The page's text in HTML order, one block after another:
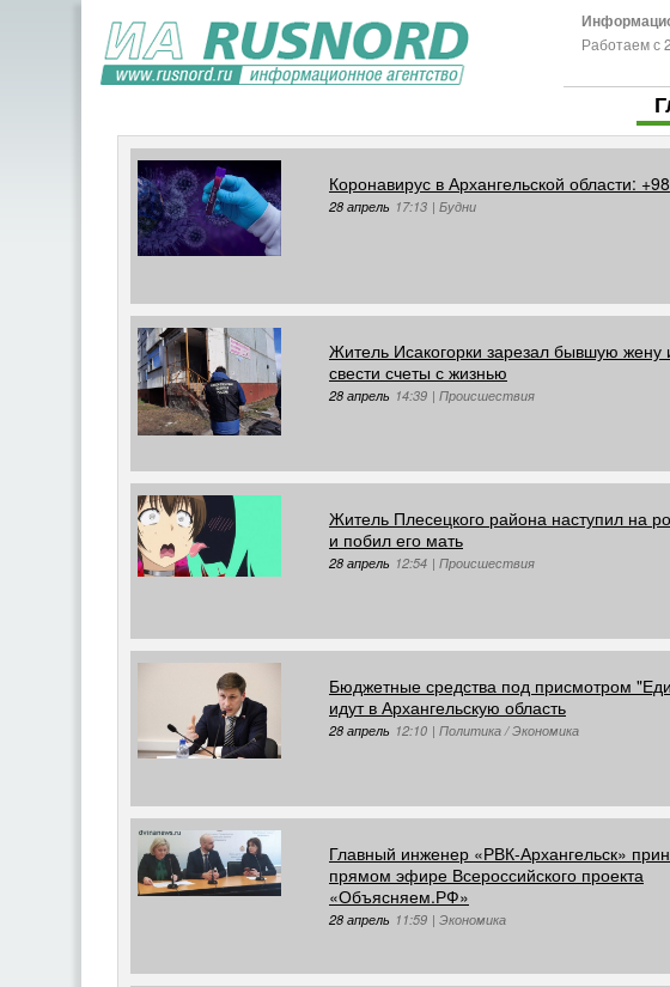
Работаем с
Коронавирус в Архангельской области:
28 апрель 17:13 | Будни
Житель Исакогорки зарезал бывшую жену
свести счеты с жизнью
28 апрель 14:39 | Происшествия
Житель Плесецкого района наступил на
и побил его мать
28 апрель 12:54 | Происшествия
Бюджетные средства под присмотром
идут в Архангельскую область
28 апрель 12:10 | Политика / Экономика
Главный инженер «РВК-Архангельск»
прямом эфире Всероссийского проекта
«Объясняем.РФ»
28 апрель 11:59 | Экономика